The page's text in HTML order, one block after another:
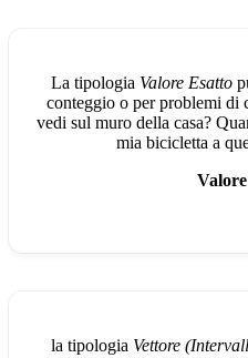
La tipologia Valore Esatto
conteggio o per problemi di
vedi sul muro della casa?
mia bicicletta a
la tipologia Vettore